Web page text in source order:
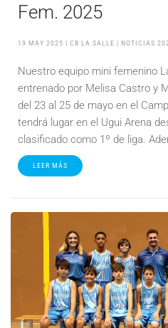
Fem. 2025
19 MAY 2025 | CB LA SALLE | NOTICIAS
Nuestro equipo mini femenino
entrenado por Melisa Castro y
del 23 al 25 de mayo en el
tendrá lugar en el Ugui Arena
clasificado como 1º de liga.
LEER MÁS